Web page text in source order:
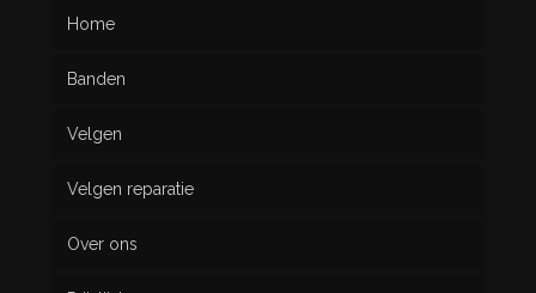
Home
Banden
Nieuw
Gebruikt
Velgen
Velgen reparatie
Over ons